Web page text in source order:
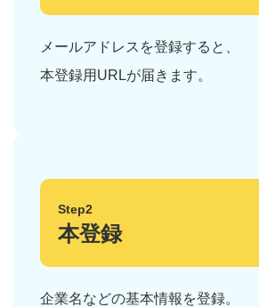
メールアドレスを登録すると、
本登録用URLが届きます。
Step2
本登録
企業名などの基本情報を登録。